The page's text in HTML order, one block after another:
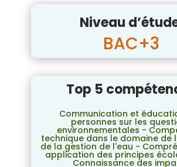
Niveau
BAC+3
Top 5
Communication et
personnes sur les
environnementales -
technique dans le domaine de
de la gestion de l'eau -
application des principes
Connaissance des